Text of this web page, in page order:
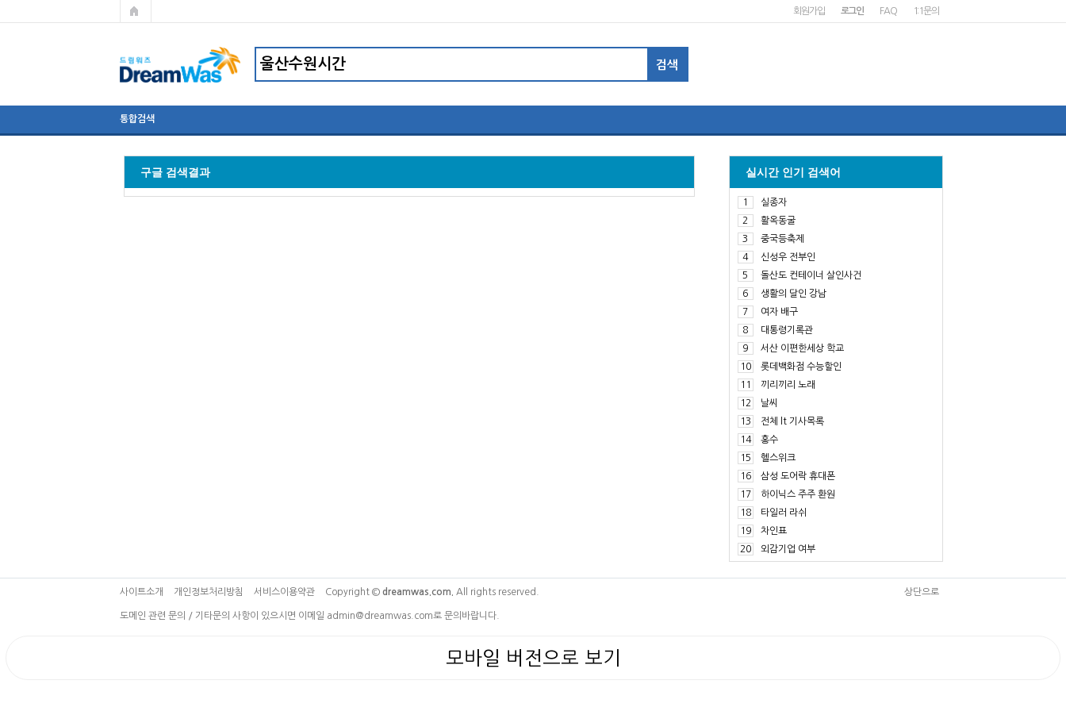
회원가입 로그인 FAQ 1:1문의
통합검색
실시간 인기 검색어
1
실종자
2
활옥동굴
3
중국등축제
4
신성우 전부인
5
돌산도 컨테이너 살인사건
6
생활의 달인 강남
7
여자 배구
8
대통령기록관
9
서산 이편한세상 학교
10
롯데백화점 수능할인
11
끼리끼리 노래
12
날씨
13
전체 lt 기사목록
14
홍수
15
헬스위크
16
삼성 도어락 휴대폰
17
하이닉스 주주 환원
18
타일러 라쉬
19
차인표
20
외감기업 여부
구글 검색결과
사이트소개 개인정보처리방침 서비스이용약관 Copyright © dreamwas.com. All rights reserved. 상단으로
도메인 관련 문의 / 기타문의 사항이 있으시면 이메일 admin@dreamwas.com로 문의바랍니다.
모바일 버전으로 보기